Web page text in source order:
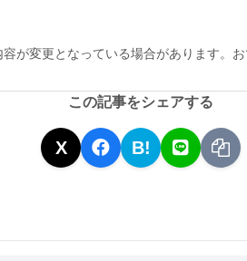
が変更となっている場合があります。
この記事をシェアする
X B!